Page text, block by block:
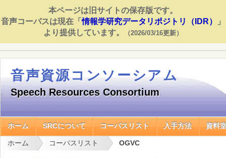
本ページは旧サイトの保存版です。
音声コーパスは現在「情報学研究データリポジトリ（IDR）
」
より提供しています。
（2026/03/16更新）
音声資源コンソーシアム
Speech Resources Consortium
ホーム SRCについて コーパスリスト 入手方法 資料
ホーム コーパスリスト OGVC